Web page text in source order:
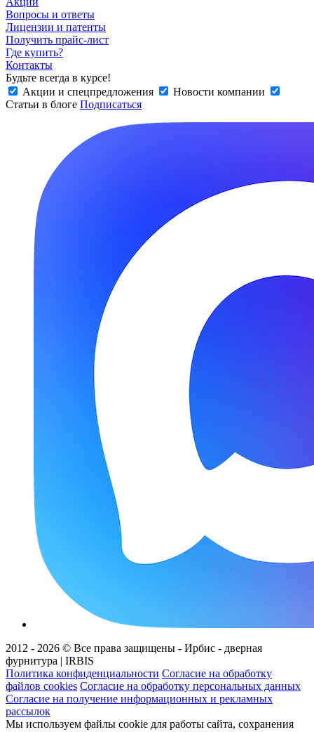
Вопросы и ответы
Лицензии и патенты
Получить прайс-лист
Где купить?
Контакты
Будьте всегда в курсе!
Акции и спецпредложения
Новости компании
Статьи в блоге Подписаться
2012 - 2026 © Все права защищены - Ирбис - дверная
фурнитура | IRBIS
Политика конфиденциальности Согласие на обработку
файлов cookies Согласие на обработку персональных данных
Согласие на получение информационных и рекламных
рассылок
Мы используем файлы cookie для работы сайта, сохранения